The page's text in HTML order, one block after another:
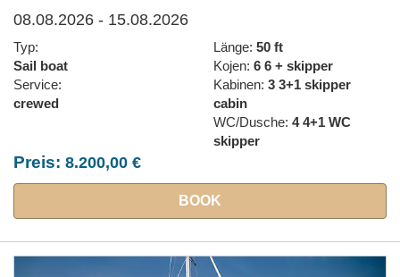
08.08.2026 - 15.08.2026
Typ:
Sail boat
Service:
crewed
Länge: 50 ft
Kojen: 6 6 + skipper
Kabinen: 3 3+1 skipper
cabin
WC/Dusche: 4 4+1 WC
skipper
Preis: 8.200,00 €
BOOK